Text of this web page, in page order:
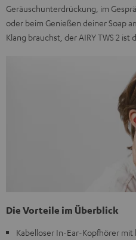
Geräuschunterdrückung, im
oder beim Genießen deiner Soap
Klang brauchst, der AIRY TWS 2
Die Vorteile im Überblick
Kabelloser In-Ear-Kopfhörer